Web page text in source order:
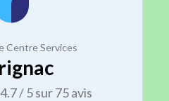
Centre Services
4.7 / 5 sur 75 avis